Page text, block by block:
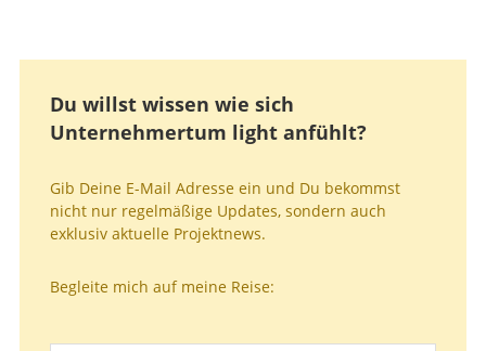
Du willst wissen wie sich
Unternehmertum light anfühlt?
Gib Deine E-Mail Adresse ein und Du bekommst
nicht nur regelmäßige Updates, sondern auch
exklusiv aktuelle Projektnews.
Begleite mich auf meine Reise: